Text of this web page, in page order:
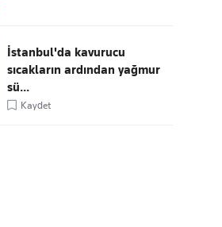
İstanbul'da kavurucu
sıcakların ardından yağmur
sü...
Kaydet